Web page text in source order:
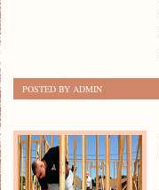
POSTED BY ADMIN